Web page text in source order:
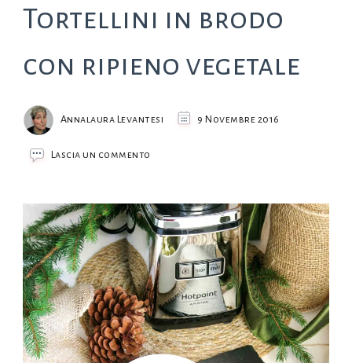
Tortellini in brodo
con ripieno vegetale
Annalaura Levantesi 9 Novembre 2016
Lascia un commento
brodo
con
ripieno
vegetale